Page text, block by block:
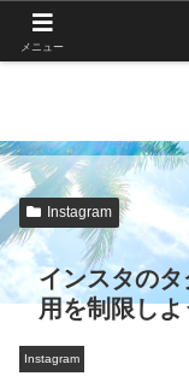
Instagram
インスタの
用を制限しよ
Instagram
メニュー